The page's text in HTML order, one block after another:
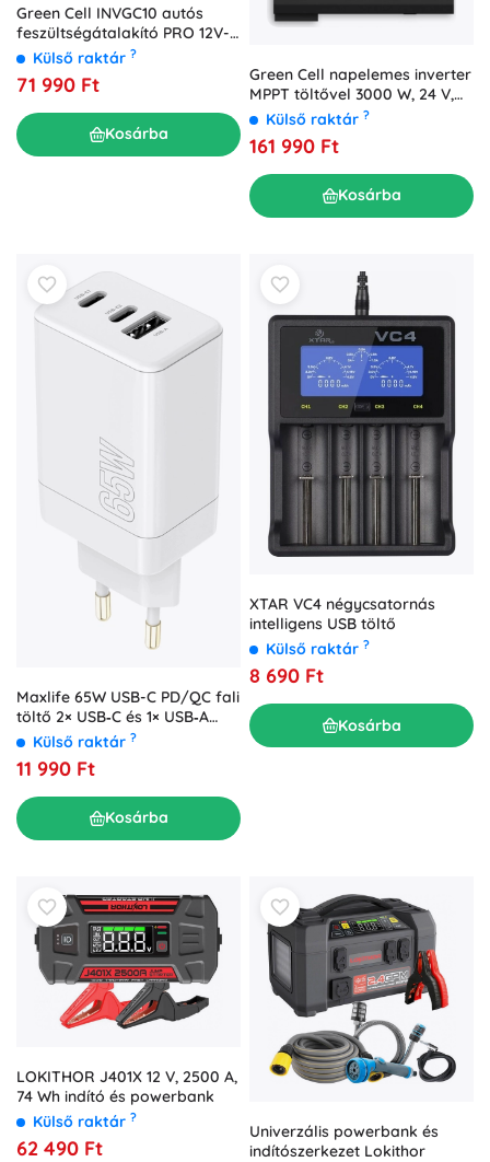
Green Cell INVGC10 autós
feszültségátalakító PRO 12V-
ról 230V-ra, 2000W/4000W
Külső raktár ?
71 990 Ft
Kosárba
Green Cell napelemes inverter
MPPT töltővel 3000 W, 24 V,
tiszta szinusz
Külső raktár ?
161 990 Ft
Kosárba
Maxlife 65W USB-C PD/QC fali
töltő 2× USB‑C és 1× USB‑A
csatlakozóval, fehér
Külső raktár ?
11 990 Ft
Kosárba
XTAR VC4 négycsatornás
intelligens USB töltő
Külső raktár ?
8 690 Ft
Kosárba
LOKITHOR J401X 12 V, 2500 A,
74 Wh indító és powerbank
Külső raktár ?
62 490 Ft
Univerzális powerbank és
indítószerkezet Lokithor